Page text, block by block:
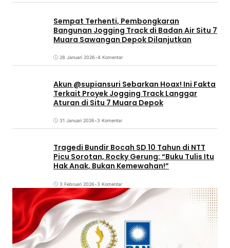
Sempat Terhenti, Pembongkaran
Bangunan Jogging Track di Badan Air Situ 7
Muara Sawangan Depok Dilanjutkan
28 Januari 2026•4 Komentar
Akun @supiansuri Sebarkan Hoax! Ini Fakta
Terkait Proyek Jogging Track Langgar
Aturan di Situ 7 Muara Depok
31 Januari 2026•3 Komentar
Tragedi Bundir Bocah SD 10 Tahun di NTT
Picu Sorotan, Rocky Gerung: “Buku Tulis Itu
Hak Anak, Bukan Kemewahan!”
3 Februari 2026•3 Komentar